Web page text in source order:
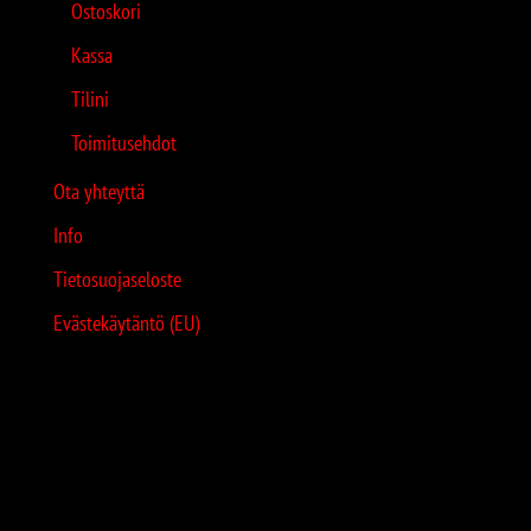
Ostoskori
Kassa
Tilini
Toimitusehdot
Ota yhteyttä
Info
Tietosuojaseloste
Evästekäytäntö (EU)